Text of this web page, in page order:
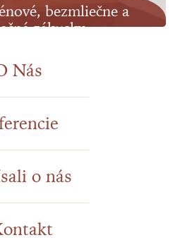
bezmliečne a
zákusky
Nás
o nás